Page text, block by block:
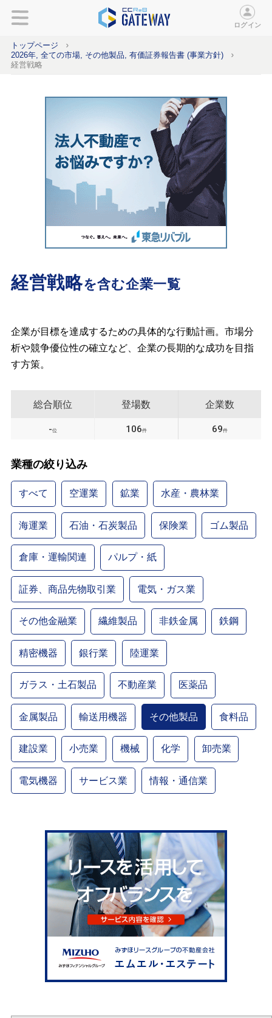
ログイン
トップページ
2026年, 全ての市場, その他製品, 有価証券報告書 (事業方針)
経営戦略
経営戦略を含む企業一覧
企業が目標を達成するための具体的な行動計画。市場分
析や競争優位性の確立など、企業の長期的な成功を目指
す方策。
総合順位
-位
登場数
106件
企業数
69件
業種の絞り込み
すべて 空運業 鉱業 水産・農林業
海運業 石油・石炭製品 保険業 ゴム製品
倉庫・運輸関連 パルプ・紙
証券、商品先物取引業 電気・ガス業
その他金融業 繊維製品 非鉄金属 鉄鋼
精密機器 銀行業 陸運業
ガラス・土石製品 不動産業 医薬品
金属製品 輸送用機器 その他製品 食料品
建設業 小売業 機械 化学 卸売業
電気機器 サービス業 情報・通信業